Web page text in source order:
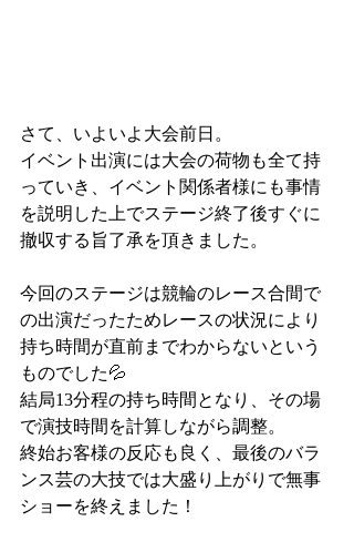
さて、いよいよ大会前日。
イベント出演には大会の荷物も全て持
っていき、イベント関係者様にも事情
を説明した上でステージ終了後すぐに
撤収する旨了承を頂きました。
今回のステージは競輪のレース合間で
の出演だったためレースの状況により
持ち時間が直前までわからないという
ものでした💦
結局13分程の持ち時間となり、その場
で演技時間を計算しながら調整。
終始お客様の反応も良く、最後のバラ
ンス芸の大技では大盛り上がりで無事
ショーを終えました！